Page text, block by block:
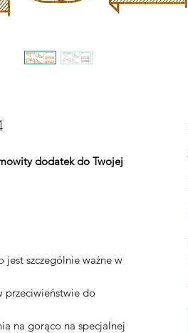
dodatek do Twojej
jest szczególnie ważne w
przeciwieństwie do
na gorąco na specjalnej